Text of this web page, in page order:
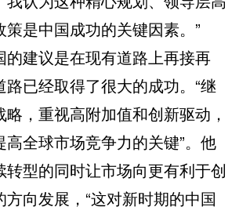
策是中国成功的关键因素。”
建议是在现有道路上再接再
路已经取得了很大的成功。“继
，重视高附加值和创新驱动，
全球市场竞争力的关键”。他
转型的同时让市场向更有利于创
向发展，“这对新时期的中国